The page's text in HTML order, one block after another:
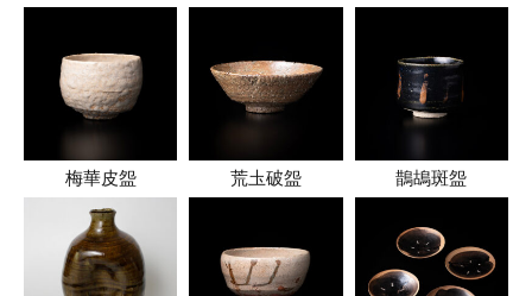
梅華皮盌 荒圡破盌 鵲鴣斑盌